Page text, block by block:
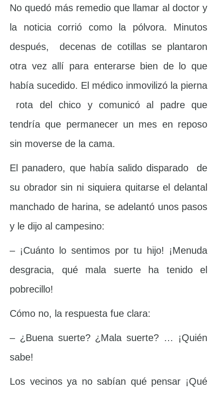
No quedó más remedio que llamar al doctor y
la noticia corrió como la pólvora. Minutos
después, decenas de cotillas se plantaron
otra vez allí para enterarse bien de lo que
había sucedido. El médico inmovilizó la pierna
rota del chico y comunicó al padre que
tendría que permanecer un mes en reposo
sin moverse de la cama.
El panadero, que había salido disparado de
su obrador sin ni siquiera quitarse el delantal
manchado de harina, se adelantó unos pasos
y le dijo al campesino:
– ¡Cuánto lo sentimos por tu hijo! ¡Menuda
desgracia, qué mala suerte ha tenido el
pobrecillo!
Cómo no, la respuesta fue clara:
– ¿Buena suerte? ¿Mala suerte? … ¡Quién
sabe!
Los vecinos ya no sabían qué pensar ¡Qué